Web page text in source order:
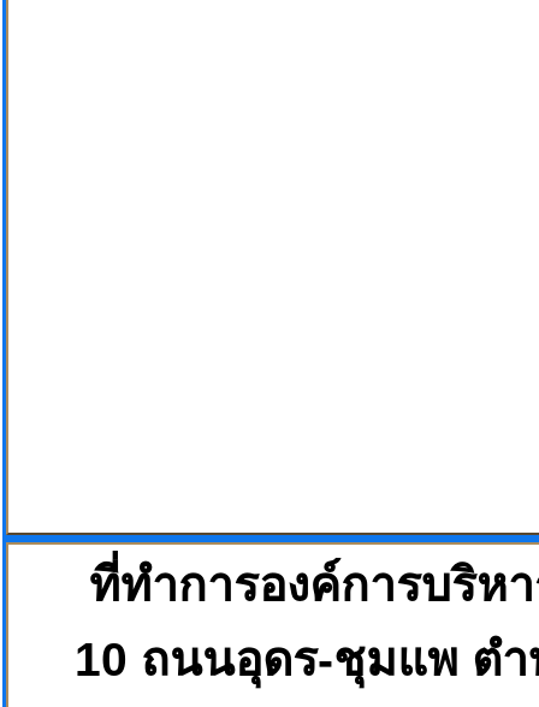
ที่ทำการองค์การบริห
10 ถนนอุดร-ชุมแพ ตำ